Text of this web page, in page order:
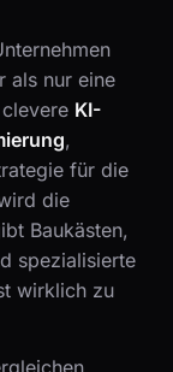
als nur eine
KI-
,
für die
die
Baukästen,
spezialisierte
wirklich zu